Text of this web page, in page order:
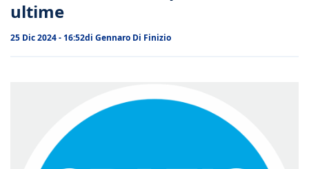
ultime
25 Dic 2024 - 16:52di Gennaro Di Finizio